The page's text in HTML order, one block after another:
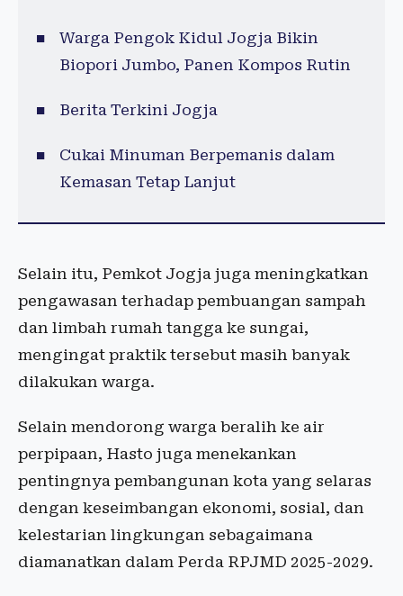
Warga Pengok Kidul Jogja Bikin
Biopori Jumbo, Panen Kompos Rutin
Berita Terkini Jogja
Cukai Minuman Berpemanis dalam
Kemasan Tetap Lanjut
Selain itu, Pemkot Jogja juga meningkatkan
pengawasan terhadap pembuangan sampah
dan limbah rumah tangga ke sungai,
mengingat praktik tersebut masih banyak
dilakukan warga.
Selain mendorong warga beralih ke air
perpipaan, Hasto juga menekankan
pentingnya pembangunan kota yang selaras
dengan keseimbangan ekonomi, sosial, dan
kelestarian lingkungan sebagaimana
diamanatkan dalam Perda RPJMD 2025-2029.